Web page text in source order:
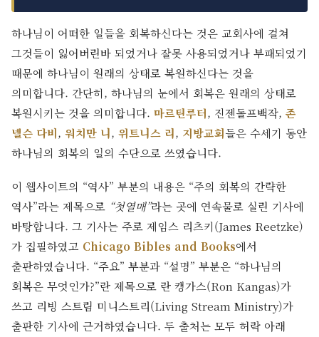
하나님이 어떠한 일들을 회복하신다는 것은 교회사에 걸쳐
그것들이 잃어버린바 되었거나 잘못 사용되었거나 부패되었기
때문에 하나님이 원래의 상태로 복원하신다는 것을
의미합니다. 간단히, 하나님의 눈에서 회복은 원래의 상태로
복원시키는 것을 의미합니다. 마르틴루터, 진젠돌프백작, 존
넬슨 다비, 워치만 니, 위트니스 리, 지방교회들은 수세기 동안
하나님의 회복의 일의 수단으로 쓰였습니다.
이 웹사이트의 “역사” 부분의 내용은 “주의 회복의 간략한
역사”라는 제목으로 “첫열매”라는 곳에 연속물로 실린 기사에
바탕합니다. 그 기사는 주로 제임스 리츠키(James Reetzke)
가 집필하였고 Chicago Bibles and Books에서
출판하였습니다. “주요” 부분과 “설명” 부분은 “하나님의
회복은 무엇인가?”란 제목으로 란 캥가스(Ron Kangas)가
쓰고 리빙 스트림 미니스트리(Living Stream Ministry)가
출판한 기사에 근거하였습니다. 두 출처는 모두 허락 아래